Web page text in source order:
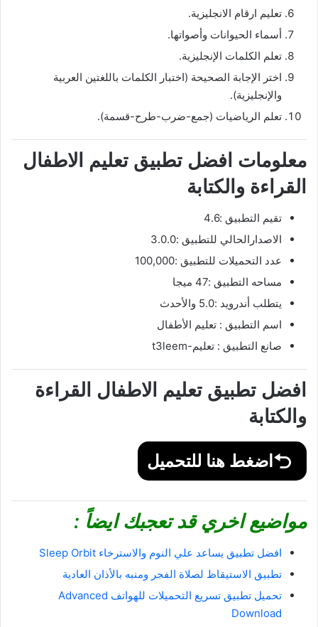
تعليم ارقام الانجليزية.
أسماء الحيوانات وأصواتها.
تعلم الكلمات الإنجليزية.
اختر الإجابة الصحيحة (اختبار الكلمات باللغتين العربية
والإنجليزية).
تعلم الرياضيات (جمع-ضرب-طرح-قسمة).
معلومات افضل تطبيق تعليم الاطفال
القراءة والكتابة
تقيم التطبيق :4.6
الاصدارالحالي للتطبيق :3.0.0
عدد التحميلات للتطبيق :100,000
مساحه التطبيق :47 ميجا
يتطلب أندرويد :5.0 والأحدث
اسم التطبيق : ‏تعليم الأطفال
صانع التطبيق : تعليم-t3leem
افضل تطبيق تعليم الاطفال القراءة
والكتابة
اضغط هنا للتحميل
مواضيع اخري قد تعجبك ايضاً :
افضل تطبيق يساعد علي النوم والاسترخاء Sleep Orbit
تطبيق الاستيقاظ لصلاة الفجر ومنبه بالأذان العادية
تحميل تطبيق تسريع التحميلات للهواتف Advanced
Download